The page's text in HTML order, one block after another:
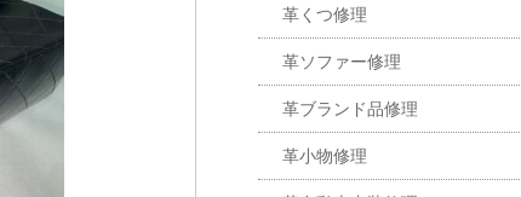
革くつ修理
革ソファー修理
革ブランド品修理
革小物修理